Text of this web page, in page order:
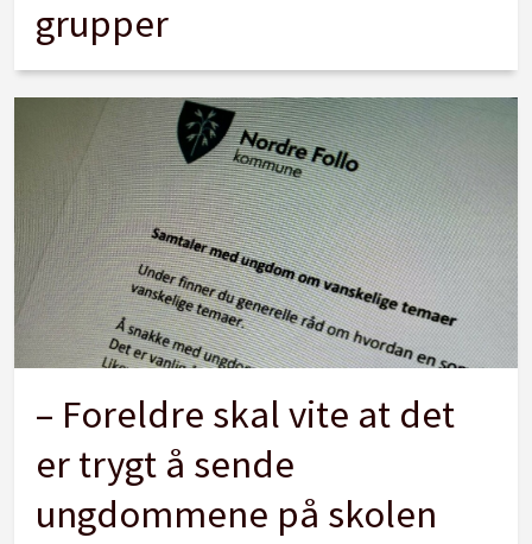
grupper
– Foreldre skal vite at det
er trygt å sende
ungdommene på skolen